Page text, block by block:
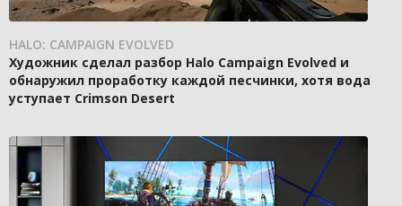
HALO: CAMPAIGN EVOLVED
Художник сделал разбор Halo Campaign Evolved и
обнаружил проработку каждой песчинки, хотя вода
уступает Crimson Desert